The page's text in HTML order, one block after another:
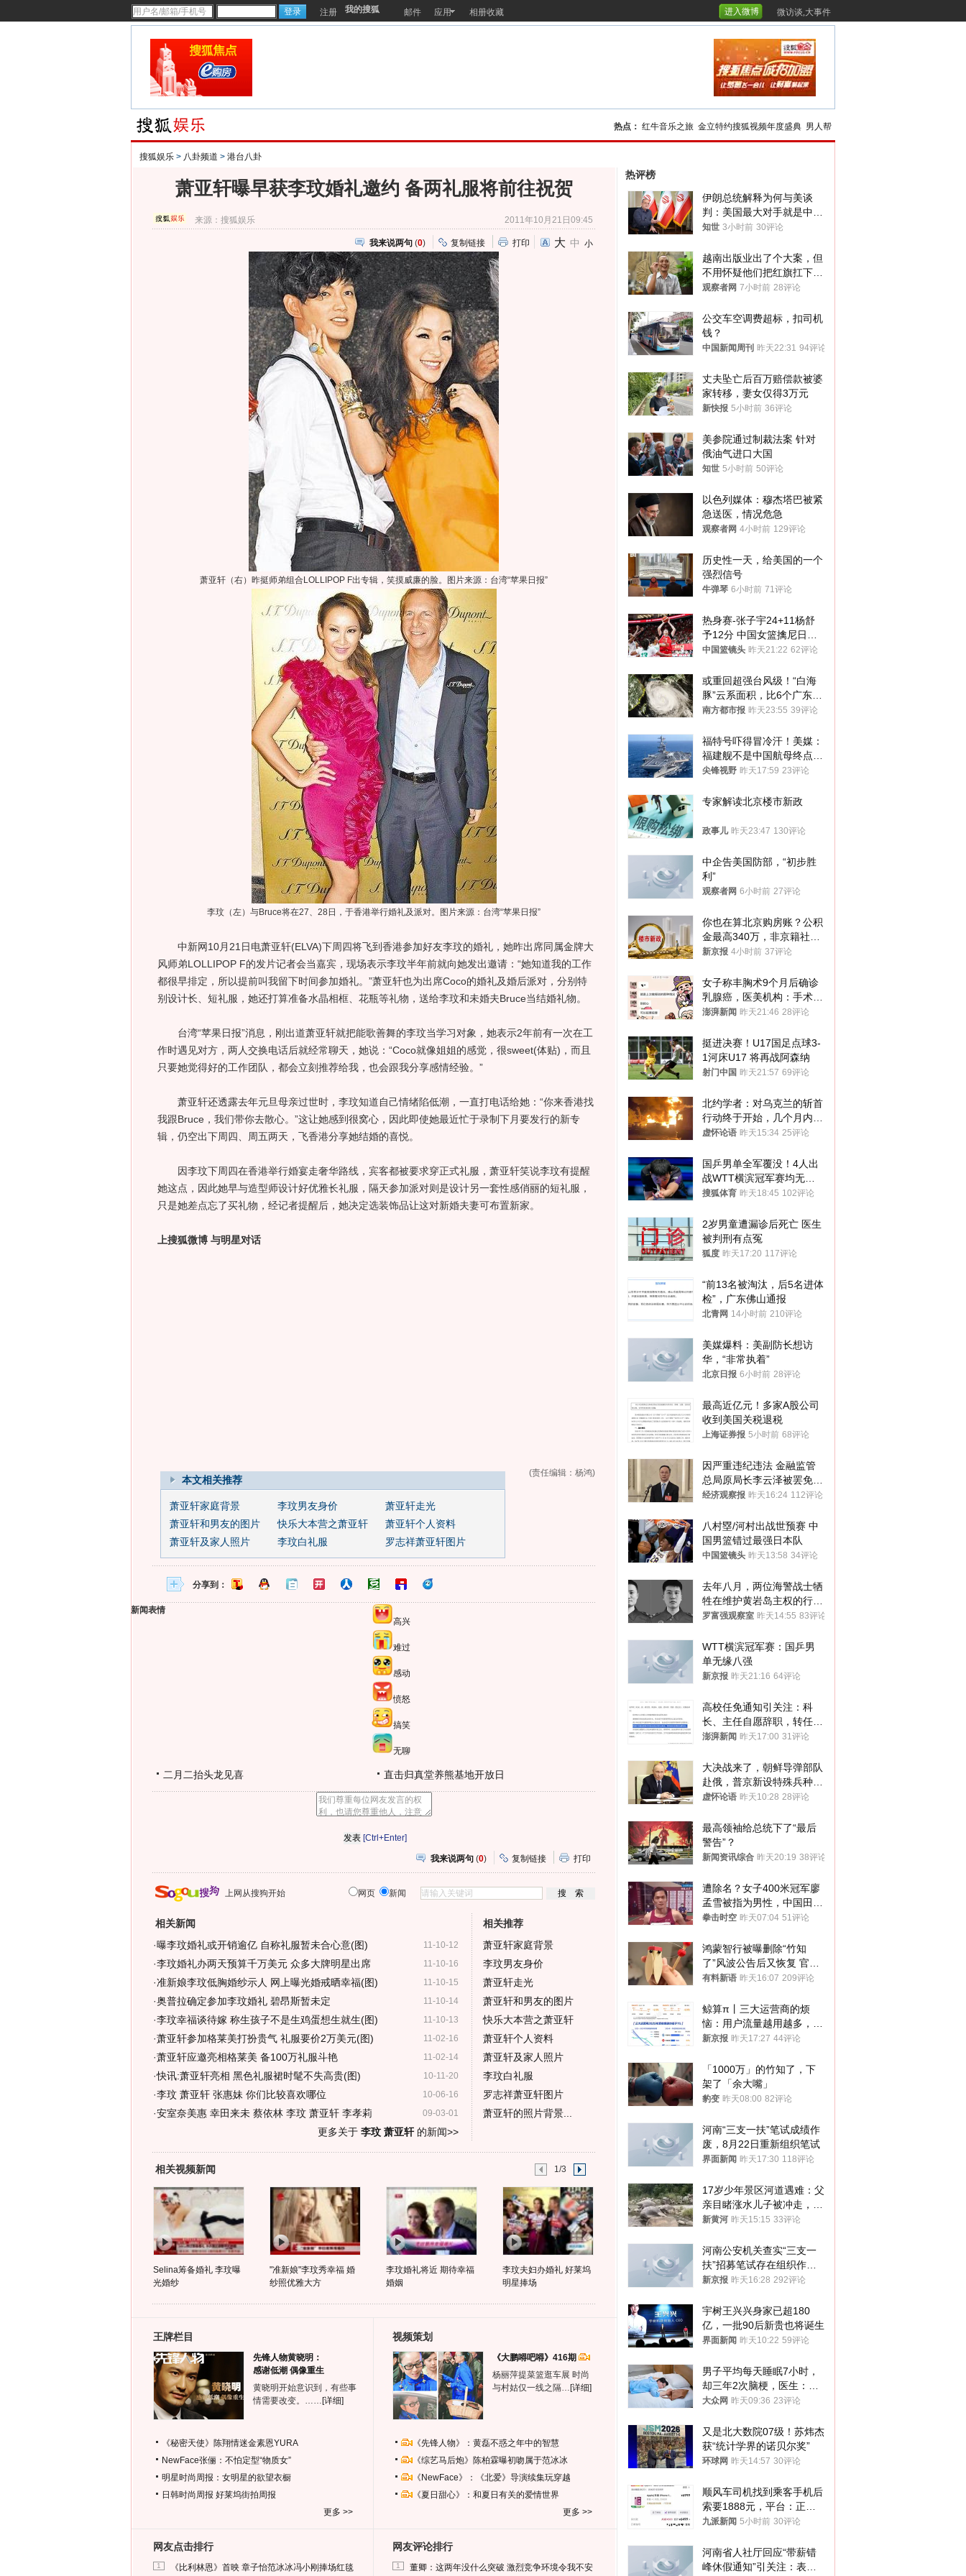
注册 我的搜狐 邮件 应用 相册收藏 进入微博 微访谈,大事件
热点： 红牛音乐之旅 金立特约搜狐视频年度盛典 男人帮
搜狐娱乐 > 八卦频道 > 港台八卦
萧亚轩曝早获李玟婚礼邀约 备两礼服将前往祝贺
来源：搜狐娱乐 2011年10月21日09:45
我来说两句 (0) 复制链接 打印 大 中 小
萧亚轩（右）昨挺师弟组合LOLLIPOP F出专辑，笑摸威廉的脸。图片来源：台湾“苹果日报”
李玟（左）与Bruce将在27、28日，于香港举行婚礼及派对。图片来源：台湾“苹果日报”
中新网10月21日电萧亚轩(ELVA)下周四将飞到香港参加好友李玟的婚礼，她昨出席同属金牌大
风师弟LOLLIPOP F的发片记者会当嘉宾，现场表示李玟半年前就向她发出邀请：“她知道我的工作
都很早排定，所以提前叫我留下时间参加婚礼。”萧亚轩也为出席Coco的婚礼及婚后派对，分别特
别设计长、短礼服，她还打算准备水晶相框、花瓶等礼物，送给李玟和未婚夫Bruce当结婚礼物。
台湾“苹果日报”消息，刚出道萧亚轩就把能歌善舞的李玟当学习对象，她表示2年前有一次在工
作时遇见对方，两人交换电话后就经常聊天，她说：“Coco就像姐姐的感觉，很sweet(体贴)，而且
只要她觉得好的工作团队，都会立刻推荐给我，也会跟我分享感情经验。”
萧亚轩还透露去年元旦母亲过世时，李玟知道自己情绪陷低潮，一直打电话给她：“你来香港找
我跟Bruce，我们带你去散心。”这让她感到很窝心，因此即使她最近忙于录制下月要发行的新专
辑，仍空出下周四、周五两天，飞香港分享她结婚的喜悦。
因李玟下周四在香港举行婚宴走奢华路线，宾客都被要求穿正式礼服，萧亚轩笑说李玟有提醒
她这点，因此她早与造型师设计好优雅长礼服，隔天参加派对则是设计另一套性感俏丽的短礼服，
只是她差点忘了买礼物，经记者提醒后，她决定选装饰品让这对新婚夫妻可布置新家。
上搜狐微博 与明星对话
本文相关推荐
萧亚轩家庭背景 李玟男友身价
萧亚轩走光
萧亚轩和男友的图片
快乐大本营之萧亚轩
萧亚轩个人资料
萧亚轩及家人照片
李玟白礼服 罗志祥萧亚轩图片
(责任编辑：杨鸿)
分享到：
新闻表情
高兴
难过
感动
愤怒
搞笑
无聊
二月二抬头龙见喜 直击归真堂养熊基地开放日
[Ctrl+Enter]
我来说两句 (0) 复制链接 打印
上网从搜狗开始 网页 新闻
相关新闻
11-10-12
·曝李玟婚礼或开销逾亿 自称礼服暂未合心意(图)
11-10-16
·李玟婚礼办两天预算千万美元 众多大牌明星出席
11-10-15
·准新娘李玟低胸婚纱示人 网上曝光婚戒晒幸福(图)
11-10-14
·奥普拉确定参加李玟婚礼 碧昂斯暂未定
11-10-13
·李玟幸福谈待嫁 称生孩子不是生鸡蛋想生就生(图)
11-02-16
·萧亚轩参加格莱美打扮贵气 礼服要价2万美元(图)
11-02-14
·萧亚轩应邀亮相格莱美 备100万礼服斗艳
10-11-20
·快讯:萧亚轩亮相 黑色礼服裙时髦不失高贵(图)
10-06-16
·李玟 萧亚轩 张惠妹 你们比较喜欢哪位
09-03-01
·安室奈美惠 幸田来未 蔡依林 李玟 萧亚轩 李孝莉
更多关于 李玟 萧亚轩的新闻>>
相关推荐
萧亚轩家庭背景
李玟男友身价
萧亚轩走光
萧亚轩和男友的图片
快乐大本营之萧亚轩
萧亚轩个人资料
萧亚轩及家人照片
李玟白礼服
罗志祥萧亚轩图片
萧亚轩的照片背景...
相关视频新闻 1/3
Selina筹备婚礼 李玟曝
光婚纱
"准新娘"李玟秀幸福 婚
纱照优雅大方
李玟婚礼将近 期待幸福
婚姻
李玟夫妇办婚礼 好莱坞
明星捧场
王牌栏目
先锋人物黄晓明：
感谢低潮 偶像重生
黄晓明开始意识到，有些事
情需要改变。…… [详细]
《秘密天使》陈翔情迷金素恩YURA
NewFace张俪：不怕定型“物质女”
明星时尚周报：女明星的欲望衣橱
日韩时尚周报 好莱坞街拍周报
更多 >>
视频策划
《大鹏嘚吧嘚》416期
杨丽萍提菜篮逛车展 时尚
与村姑仅一线之隔… [详细]
《先锋人物》：黄磊不惑之年中的智慧
《综艺马后炮》陈柏霖曝初吻属于范冰冰
《NewFace》：《北爱》导演续集玩穿越
《夏日甜心》：和夏日有关的爱情世界
更多 >>
网友点击排行
1 《比利林恩》首映 章子怡范冰冰冯小刚捧场红毯
网友评论排行
1 董卿：这两年没什么突破 激烈竞争环境令我不安
热评榜
伊朗总统解释为何与美谈
判：美国最大对手就是中
国，但他们也在对话
知世 3小时前 30评论
越南出版业出了个大案，但
不用怀疑他们把红旗扛下去
的决心
观察者网 7小时前 28评论
公交车空调费超标，扣司机
钱？
中国新闻周刊 昨天22:31 94评论
丈夫坠亡后百万赔偿款被婆
家转移，妻女仅得3万元
新快报 5小时前 36评论
美参院通过制裁法案 针对
俄油气进口大国
知世 5小时前 50评论
以色列媒体：穆杰塔巴被紧
急送医，情况危急
观察者网 4小时前 129评论
历史性一天，给美国的一个
强烈信号
牛弹琴 6小时前 71评论
热身赛-张子宇24+11杨舒
予12分 中国女篮擒尼日利
亚
中国篮镜头 昨天21:22 62评论
或重回超强台风级！“白海
豚”云系面积，比6个广东还
大！深圳官方：注意这件事
南方都市报 昨天23:55 39评论
福特号吓得冒冷汗！美媒：
福建舰不是中国航母终点，
而是新起点！
尖锋视野 昨天17:59 23评论
专家解读北京楼市新政
政事儿 昨天23:47 130评论
中企告美国防部，“初步胜
利”
观察者网 6小时前 27评论
你也在算北京购房账？公积
金最高340万，非京籍社保
1年
新京报 4小时前 37评论
女子称丰胸术9个月后确诊
乳腺癌，医美机构：手术不
可能引发癌症，建议走司法
澎湃新闻 昨天21:46 28评论
挺进决赛！U17国足点球3-
1河床U17 将再战阿森纳
射门中国 昨天21:57 69评论
北约学者：对乌克兰的斩首
行动终于开始，几个月内乌
将投降
虚怀论语 昨天15:34 25评论
国乒男单全军覆没！4人出
战WTT横滨冠军赛均无缘
八强
搜狐体育 昨天18:45 102评论
2岁男童遭漏诊后死亡 医生
被判刑有点冤
狐度 昨天17:20 117评论
“前13名被淘汰，后5名进体
检”，广东佛山通报
北青网 14小时前 210评论
美媒爆料：美副防长想访
华，“非常执着”
北京日报 6小时前 28评论
最高近亿元！多家A股公司
收到美国关税退税
上海证券报 5小时前 68评论
因严重违纪违法 金融监管
总局原局长李云泽被罢免全
国人大代表
经济观察报 昨天16:24 112评论
八村塁/河村出战世预赛 中
国男篮错过最强日本队
中国篮镜头 昨天13:58 34评论
去年八月，两位海警战士牺
牲在维护黄岩岛主权的行动
中
罗富强观察室 昨天14:55 83评论
WTT横滨冠军赛：国乒男
单无缘八强
新京报 昨天21:16 64评论
高校任免通知引关注：科
长、主任自愿辞职，转任思
政辅导员
澎湃新闻 昨天17:00 31评论
大决战来了，朝鲜导弹部队
赴俄，普京新设特殊兵种，
76岁老将扛旗
虚怀论语 昨天10:28 28评论
最高领袖给总统下了“最后
警告”？
新闻资讯综合 昨天20:19 38评论
遭除名？女子400米冠军廖
孟雪被指为男性，中国田协
默不作声
拳击时空 昨天07:04 51评论
鸿蒙智行被曝删除“竹知
了”风波公告后又恢复 官媒
曾力挺：劝华为要大度的，
有料新语 昨天16:07 209评论
鲸算π丨三大运营商的烦
恼：用户流量越用越多，收
入却越来越少
新京报 昨天17:27 44评论
「1000万」的竹知了，下
架了「余大嘴」
豹变 昨天08:00 82评论
河南“三支一扶”笔试成绩作
废，8月22日重新组织笔试
界面新闻 昨天17:30 118评论
17岁少年景区河道遇难：父
亲目睹涨水儿子被冲走，当
地排除上游泄洪，家属盼厘
新黄河 昨天15:15 33评论
河南公安机关查实“三支一
扶”招募笔试存在组织作弊
犯罪行为
新京报 昨天16:28 292评论
宇树王兴兴身家已超180
亿，一批90后新贵也将诞生
界面新闻 昨天10:22 59评论
男子平均每天睡眠7小时，
却三年2次脑梗，医生：这
样睡觉更伤身
大众网 昨天09:36 23评论
又是北大数院07级！苏炜杰
获“统计学界的诺贝尔奖”
环球网 昨天14:57 30评论
顺风车司机找到乘客手机后
索要1888元，平台：正和
司机沟通协商
九派新闻 5小时前 30评论
河南省人社厅回应“带薪错
峰休假通知”引关注：表述